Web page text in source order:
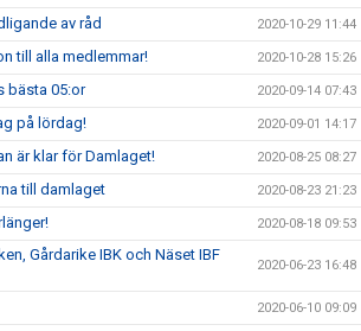
av råd 2020-10-29 11:44
till alla medlemmar! 2020-10-28 15:26
bästa 05:or 2020-09-14 07:43
på lördag! 2020-09-01 14:17
är klar för Damlaget! 2020-08-25 08:27
till damlaget 2020-08-23 21:23
2020-08-18 09:53
Gårdarike IBK och Näset IBF
2020-06-23 16:48
2020-06-10 09:09